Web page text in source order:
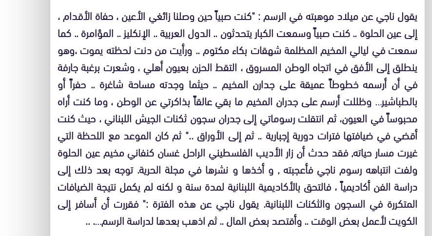
يقول ناجي عن ميلاد موهبته في الرسم : "كنت صبياً حين وصلنا زائغي الأعين ، حفاة الأقدام ،
إلى عين الحلوة .. كنت صبياً وسمعت الكبار يتحدثون .. الدول العربية .. الإنكليز .. المؤامرة .. كما
سمعت في ليالي المخيم المظلمة شهقات بكاء مكتوم .. ورأيت من دنت لحظته يموت ،وهو
ينطلق إلى الأفق في اتجاه الوطن المسروق ، التقط الحزن بعيون أهلي ، وشعرت برغبة جارفة
في أن أرسمه خطوطاً عميقة على جدارن المخيم .. حيثما وجدته مساحة شاغرة .. حفراً أو
بالطباشير… وظللت أرسم على جدران المخيم ما بقي عالقاً بذاكرتي عن الوطن ، وما كنت أراه
محبوساً في العيون، ثم انتقلت رسوماتي إلى جدران سجون ثكنات الجيش اللبناني ، حيث كنت
أقضي في ضيافتها فترات دورية إجبارية .. ثم إلى الأوراق .." ثم كان الموعد مع اللحظة التي
غيرت مسار حياته, فقد حدث أن زار الأديب الفلسطيني الراحل غسان كنفاني مخيم عين الحلوة
ولفت انتباهه رسوم ناجي فأعجبته , و أخذها و نشرها في مجلة الحرية. توجه بعد ذلك إلى
دراسة الفن أكاديمياً ، فالتحق بالأكاديمية اللبنانية لمدة سنة و لكنه لم يكمل نتيجة الضيافات
المتكررة في السجون والثكنات اللبنانية. يقول ناجي عن هذه الفترة :" فقررت أن أسافر إلى
الكويت لأعمل بعض الوقت .. وأقتصد بعض المال .. ثم اذهب بعدها لدراسة الرسم…. ..